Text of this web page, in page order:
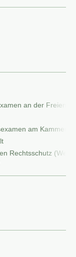
an der Freien
am
Rechtsschutz